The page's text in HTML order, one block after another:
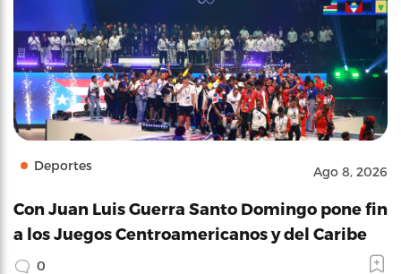
Deportes Ago 8, 2026
Con Juan Luis Guerra Santo Domingo pone fin
a los Juegos Centroamericanos y del Caribe
0